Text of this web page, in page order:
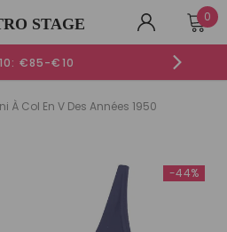
STAGE
-52%
0
€85-€10
À Col En V Des Années 1950
-44%